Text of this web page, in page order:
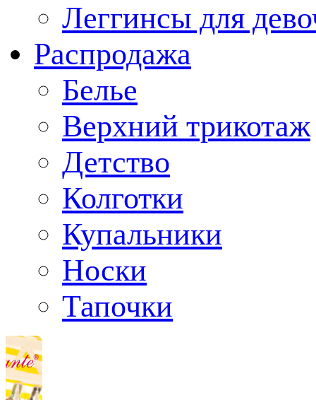
Леггинсы для
Распродажа
Белье
Верхний трикотаж
Детство
Колготки
Купальники
Носки
Тапочки